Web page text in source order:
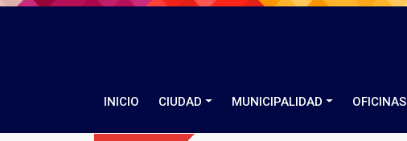
INICIO CIUDAD MUNICIPALIDAD OFICINAS